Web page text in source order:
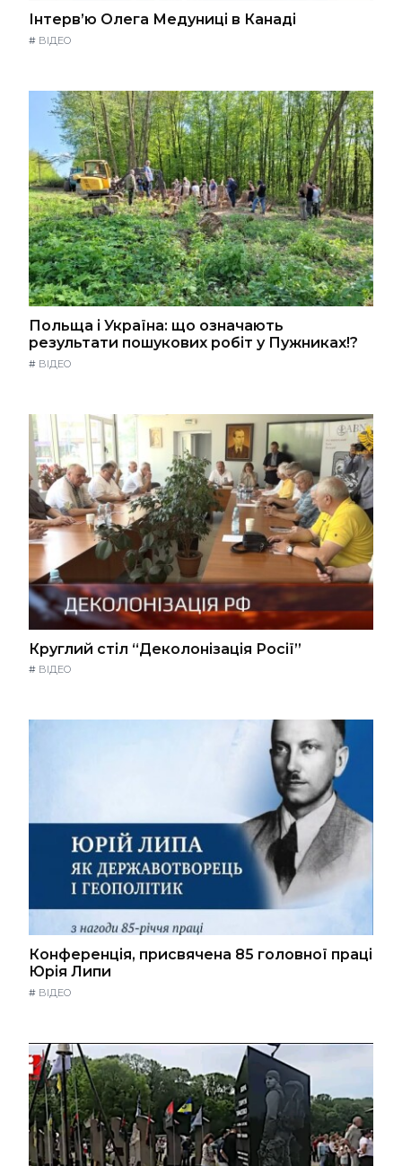
Інтерв’ю Олега Медуниці в Канаді
# ВІДЕО
Польща і Україна: що означають
результати пошукових робіт у Пужниках!?
# ВІДЕО
Круглий стіл “Деколонізація Росії”
# ВІДЕО
Конференція, присвячена 85 головної праці
Юрія Липи
# ВІДЕО